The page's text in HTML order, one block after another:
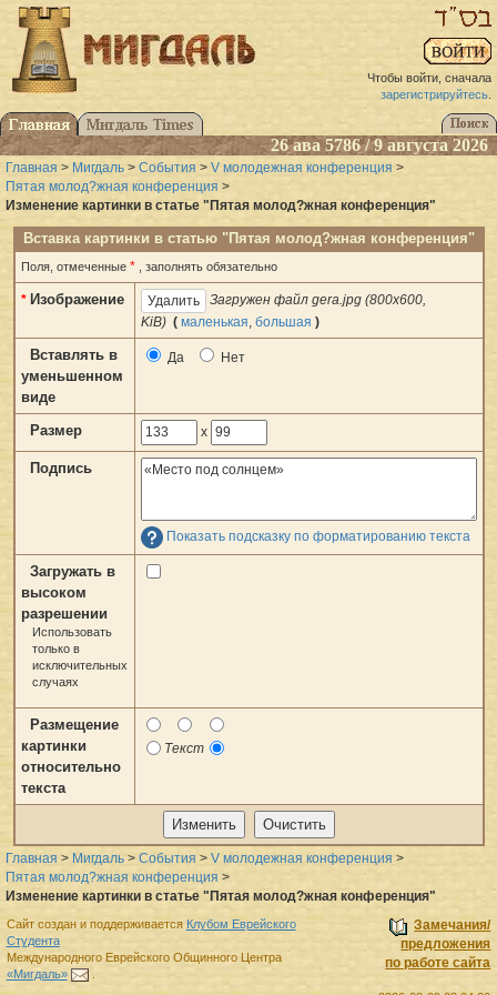
Чтобы войти, сначала
зарегистрируйтесь.
26 ава 5786 / 9 августа 2026
Главная > Мигдаль > События > V молодежная конференция >
Пятая молод?жная конференция >
Изменение картинки в статье "Пятая молод?жная конференция"
Вставка картинки в статью "Пятая молод?жная конференция"
Поля, отмеченные * , заполнять обязательно
* Изображение
Загружен файл gera.jpg (800x600,
KiB) ( маленькая большая )
Вставлять в
уменьшенном
виде
Да Нет
Размер x
Подпись
Показать подсказку по форматированию текста
Загружать в
высоком
разрешении
Использовать
только в
исключительных
случаях
Размещение
картинки
относительно
текста
Текст
Главная > Мигдаль > События > V молодежная конференция >
Пятая молод?жная конференция >
Изменение картинки в статье "Пятая молод?жная конференция"
Замечания/
предложения
по работе сайта
Сайт создан и поддерживается Клубом Еврейского
Студента
Международного Еврейского Общинного Центра
«Мигдаль»